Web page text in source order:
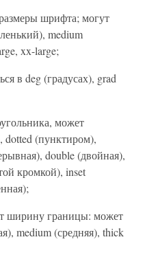
шрифта; могут
medium
xx-large;
в deg (градусах), grad
может
dotted (пунктиром),
double (двойная),
кромкой), inset
ширину границы: может
medium (средняя), thick